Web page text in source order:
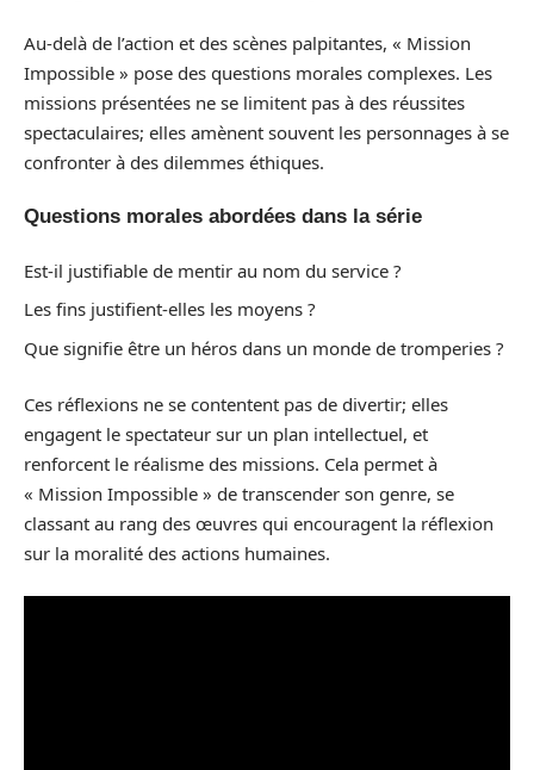
Au-delà de l’action et des scènes palpitantes, « Mission
Impossible » pose des questions morales complexes. Les
missions présentées ne se limitent pas à des réussites
spectaculaires; elles amènent souvent les personnages à se
confronter à des dilemmes éthiques.
Questions morales abordées dans la série
Est-il justifiable de mentir au nom du service ?
Les fins justifient-elles les moyens ?
Que signifie être un héros dans un monde de tromperies ?
Ces réflexions ne se contentent pas de divertir; elles
engagent le spectateur sur un plan intellectuel, et
renforcent le réalisme des missions. Cela permet à
« Mission Impossible » de transcender son genre, se
classant au rang des œuvres qui encouragent la réflexion
sur la moralité des actions humaines.